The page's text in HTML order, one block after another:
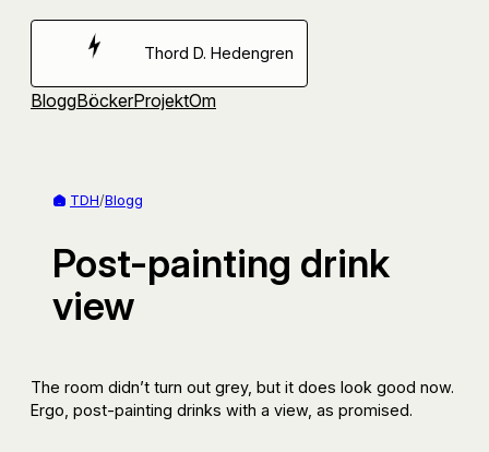
Hoppa
Thord D. Hedengren
BloggBöckerProjektOm
TDH/Blogg
Post-painting drink
view
The room didn’t turn out grey, but it does look good now.
Ergo, post-painting drinks with a view, as promised.